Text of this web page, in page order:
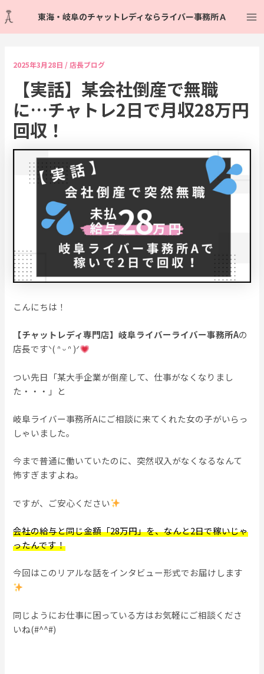
容
を
東海・岐阜のチャットレディならライバー事務所Ａ
2025年3月28日 / 店長ブログ
【実話】某会社倒産で無職
に…チャトレ2日で月収28万円
回収！
こんにちは！
【チャットレディ専門店】岐阜ライバーライバー事務所Aの
店長ですᐠ( ᐢ ᵕ ᐢ )ᐟ
つい先日「某大手企業が倒産して、仕事がなくなりまし
た・・・」と
岐阜ライバー事務所Aにご相談に来てくれた女の子がいらっ
しゃいました。
今まで普通に働いていたのに、突然収入がなくなるなんて
怖すぎますよね。
ですが、ご安心ください
会社の給与と同じ金額「28万円」を、なんと2日で稼いじゃ
ったんです！
今回はこのリアルな話をインタビュー形式でお届けします
同じようにお仕事に困っている方はお気軽にご相談くださ
いね(#^^#)
navigation